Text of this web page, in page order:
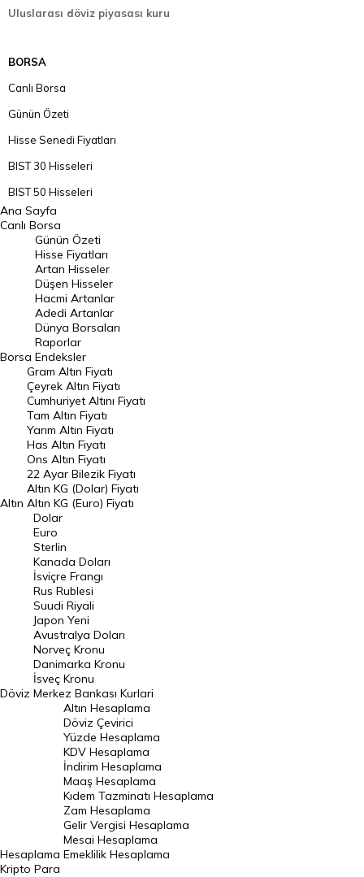
Uluslarası döviz piyasası kuru
BORSA
Canlı Borsa
Günün Özeti
Hisse Senedi Fiyatları
BIST 30 Hisseleri
BIST 50 Hisseleri
BIST 100 Hisseleri
En Çok Artan Hisseler
En Çok Düşen Hisseler
Hacmi Artanlar
Geçmiş Kapanışlar
Dünya Borsaları
Raporlar
Endeksler
DÖVİZ
Döviz Kuru
Dolar Kuru
Euro Kuru
Pound Kuru
Frank Kuru
Riyal Kuru
Avustralya Doları
Danimarka Kronu Kuru
Kanada Doları Kuru
Norveç Kronu Kuru
İsveç Kronu Kuru
Japon Yeni Kuru
Serbest Piyasa Döviz Kurları
Merkez Bankası Döviz Kurları
Altın Fiyatları
Ana Sayfa
Canlı Borsa
Borsa
Günün Özeti
Hisse Fiyatları
Artan Hisseler
Düşen Hisseler
Hacmi Artanlar
Adedi Artanlar
Dünya Borsaları
Raporlar
Endeksler
Altın
Gram Altın Fiyatı
Çeyrek Altın Fiyatı
Cumhuriyet Altını Fiyatı
Tam Altın Fiyatı
Yarım Altın Fiyatı
Has Altın Fiyatı
Ons Altın Fiyatı
22 Ayar Bilezik Fiyatı
Altın KG (Dolar) Fiyatı
Altın KG (Euro) Fiyatı
Döviz
Dolar
Euro
Sterlin
Kanada Doları
İsviçre Frangı
Rus Rublesi
Suudi Riyali
Japon Yeni
Avustralya Doları
Norveç Kronu
Danimarka Kronu
İsveç Kronu
Merkez Bankası Kurlari
Hesaplama
Altın Hesaplama
Döviz Çevirici
Yüzde Hesaplama
KDV Hesaplama
İndirim Hesaplama
Maaş Hesaplama
Kıdem Tazminatı Hesaplama
Zam Hesaplama
Gelir Vergisi Hesaplama
Mesai Hesaplama
Emeklilik Hesaplama
Kripto Para